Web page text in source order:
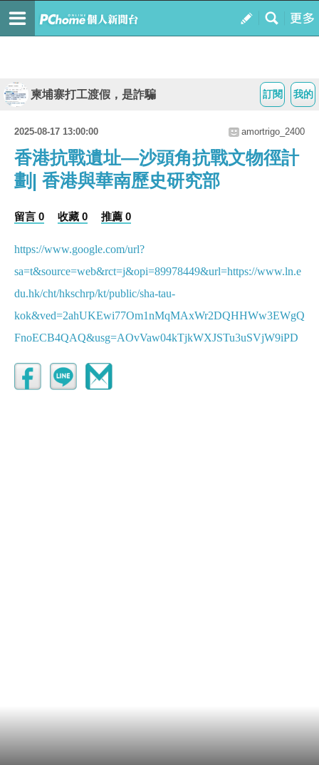
我的
訂閱
柬埔寨打工渡假，是詐騙
2025-08-17 13:00:00 amortrigo_2400
香港抗戰遺址—沙頭角抗戰文物徑計
劃| 香港與華南歷史研究部
留言 0 收藏 0 推薦 0
https://www.google.com/url?
sa=t&source=web&rct=j&opi=89978449&url=https://www.ln.e
du.hk/cht/hkschrp/kt/public/sha-tau-
kok&ved=2ahUKEwi77Om1nMqMAxWr2DQHHWw3EWgQ
FnoECB4QAQ&usg=AOvVaw04kTjkWXJSTu3uSVjW9iPD